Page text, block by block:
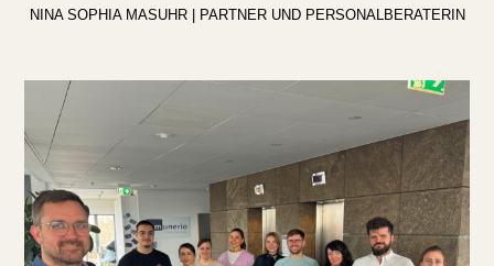
NINA SOPHIA MASUHR | PARTNER UND PERSONALBERATERIN